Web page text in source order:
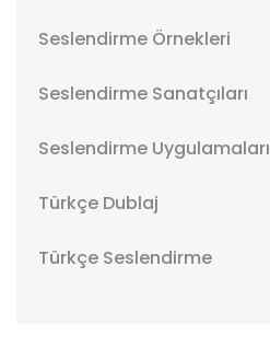
Seslendirme Örnekleri
Seslendirme Sanatçıları
Seslendirme Uygulamaları
Türkçe Dublaj
Türkçe Seslendirme